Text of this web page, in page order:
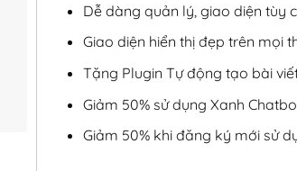
Dễ dàng quản lý, giao diện tùy
Giao diện hiển thị đẹp trên mọi
Tặng Plugin Tự động tạo bài
Giảm 50% sử dụng Xanh
Giảm 50% khi đăng ký mới sử